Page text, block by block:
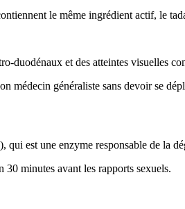
le même ingrédient actif, le
duodénaux et des atteintes visuelles
médecin généraliste sans devoir se
est une enzyme responsable de la
minutes avant les rapports sexuels.